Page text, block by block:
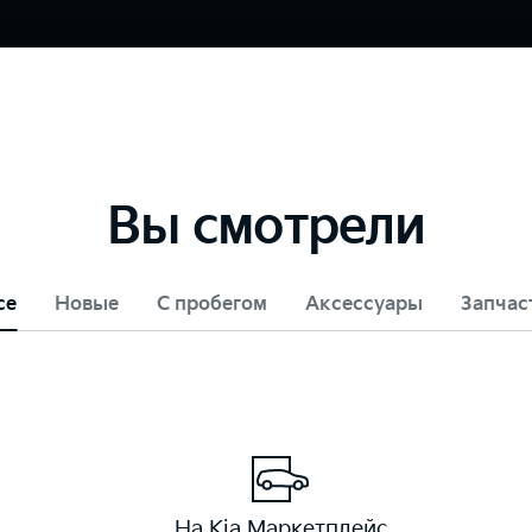
Вы смотрели
Новые С пробегом Аксессуары